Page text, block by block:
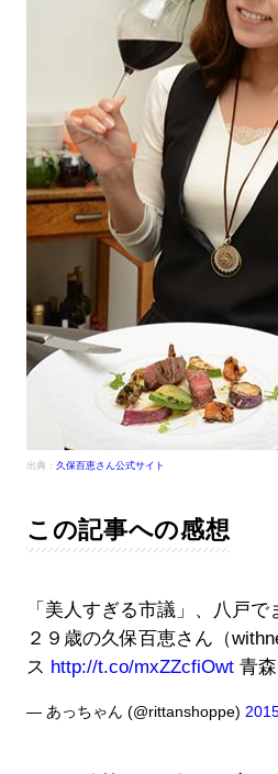
出典： 久保百恵さん公式サイト
この記事への感想
「美人すぎる市議」、八戸
２９歳の久保百恵さん（
ス http://t.co/mxZZcfiOwt青森
— あっちゃん (@rittanshoppe)